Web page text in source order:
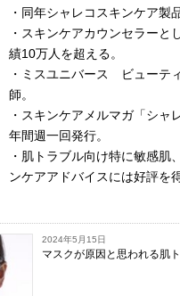
・同年シャレコスキンケア製
・スキンケアカウンセラーと
績10万人を超える。
・ミスユニバース ビューテ
師。
・スキンケアメルマガ「シャ
年間週一回発行。
・肌トラブル向け特に敏感肌
ンケアアドバイスには好評を
2024年5月15日
マスクが原因と思われる肌